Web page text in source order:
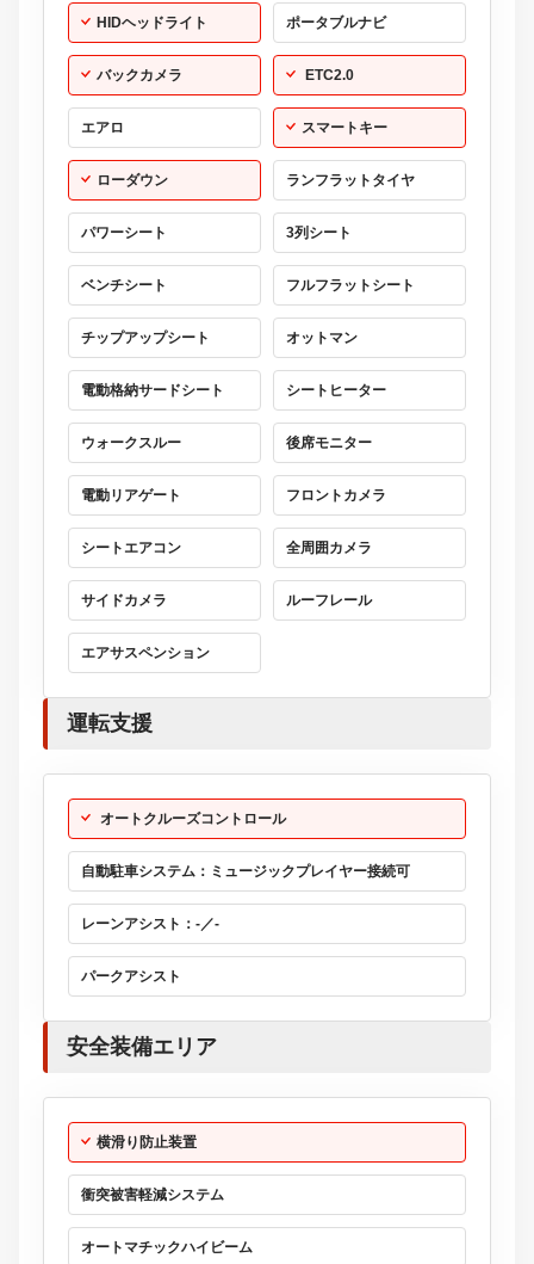
HIDヘッドライト ポータブルナビ
バックカメラ ETC2.0
エアロ スマートキー
ローダウン ランフラットタイヤ
パワーシート 3列シート
ベンチシート フルフラットシート
チップアップシート オットマン
電動格納サードシート シートヒーター
ウォークスルー 後席モニター
電動リアゲート フロントカメラ
シートエアコン 全周囲カメラ
サイドカメラ ルーフレール
エアサスペンション
運転支援
オートクルーズコントロール
自動駐車システム：ミュージックプレイヤー接続可
レーンアシスト：-／-
パークアシスト
安全装備エリア
横滑り防止装置
衝突被害軽減システム
オートマチックハイビーム